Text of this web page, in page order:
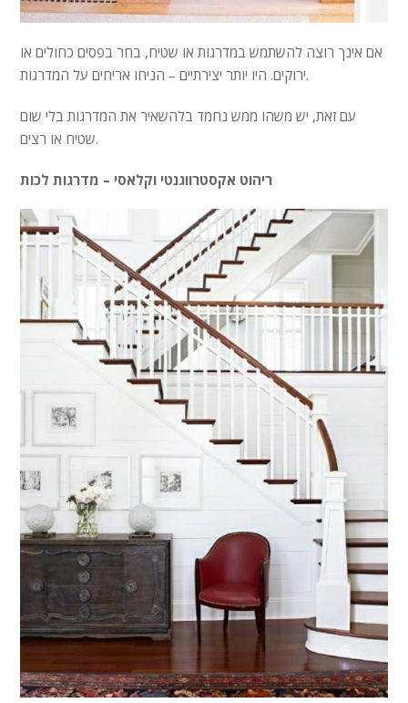
אם אינך רוצה להשתמש במדרגות או שטיח, בחר בפסים כחולים או
ירוקים. היו יותר יצירתיים – הניחו אריחים על המדרגות.
עם זאת, יש משהו ממש נחמד בלהשאיר את המדרגות בלי שום
שטיח או רצים.
ריהוט אקסטרווגנטי וקלאסי – מדרגות לכות